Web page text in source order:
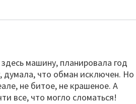
машину, планировала год
думала, что обман исключен. Но
не битое, не крашеное. А
все, что могло сломаться!